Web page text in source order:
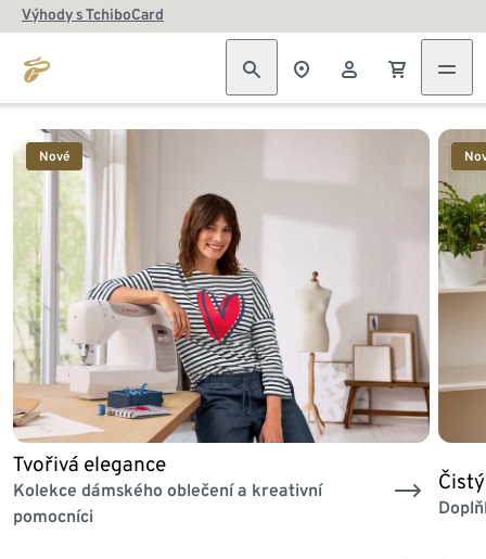
Výhody s TchiboCard
Nové
Tvořivá elegance
Kolekce dámského oblečení a kreativní
pomocníci